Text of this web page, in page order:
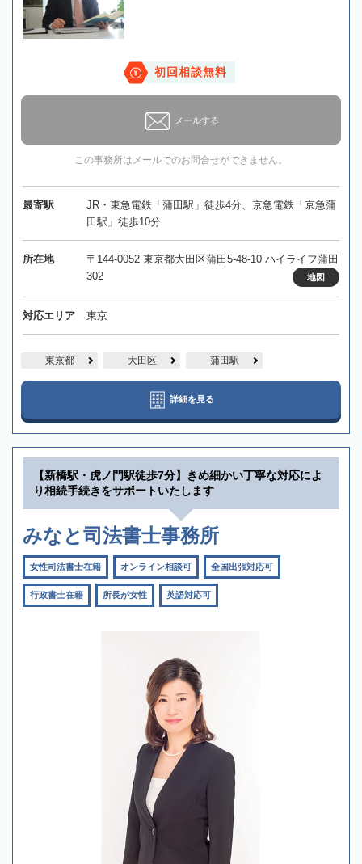
初回相談無料
メールする
この事務所はメールでのお問合せができません。
最寄駅
JR・東急電鉄「蒲田駅」徒歩4分、京急電鉄「京急蒲
田駅」徒歩10分
所在地
〒144-0052 東京都大田区蒲田5-48-10 ハイライフ蒲田
302
地図
対応エリア 東京
東京都 大田区 蒲田駅
詳細を見る
【新橋駅・虎ノ門駅徒歩7分】きめ細かい丁寧な対応によ
り相続手続きをサポートいたします
みなと司法書士事務所
女性司法書士在籍 オンライン相談可 全国出張対応可
行政書士在籍 所長が女性 英語対応可